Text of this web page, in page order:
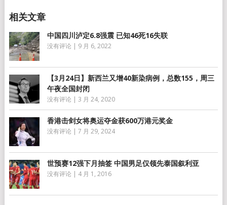
中国四川泸定6.8强震 已知46死16失联
没有评论 | 9 月 6, 2022
【3月24日】新西兰又增40新染病例，总数155，周三
午夜全国封闭
没有评论 | 3 月 24, 2020
香港击剑女将奥运夺金获600万港元奖金
没有评论 | 7 月 29, 2024
世预赛12强下月抽签 中国男足仅领先泰国叙利亚
没有评论 | 4 月 1, 2016